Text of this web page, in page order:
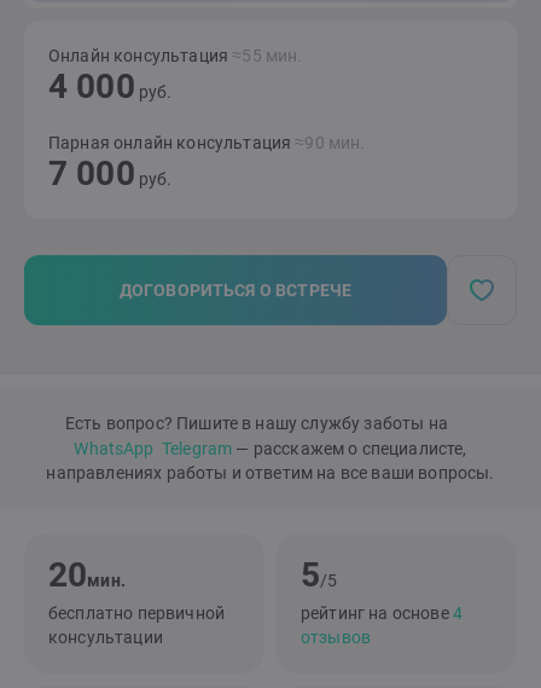
Онлайн консультация ≈55 мин.
4 000 руб.
Парная онлайн консультация ≈90 мин.
7 000 руб.
ДОГОВОРИТЬСЯ О ВСТРЕЧЕ
Есть вопрос? Пишите в нашу службу заботы на
WhatsApp Telegram — расскажем о специалисте,
направлениях работы и ответим на все ваши вопросы.
20мин.
бесплатно первичной
консультации
5/5
рейтинг на основе4
отзывов